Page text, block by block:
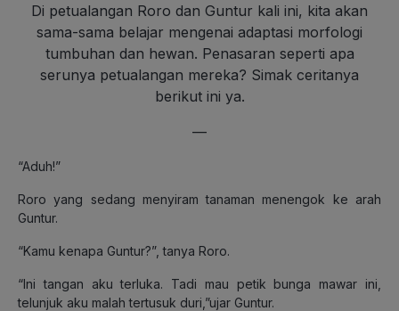
Di petualangan Roro dan Guntur kali ini, kita akan
sama-sama belajar mengenai adaptasi morfologi
tumbuhan dan hewan. Penasaran seperti apa
serunya petualangan mereka? Simak ceritanya
berikut ini ya.
—
“Aduh!”
Roro yang sedang menyiram tanaman menengok ke arah
Guntur.
“Kamu kenapa Guntur?”, tanya Roro.
“Ini tangan aku terluka. Tadi mau petik bunga mawar ini,
telunjuk aku malah tertusuk duri,”ujar Guntur.